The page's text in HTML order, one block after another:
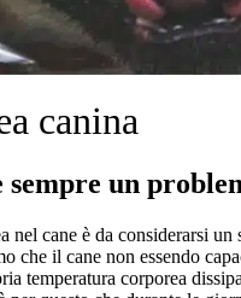
canina
sempre un
nel cane è da considerarsi un
che il cane non essendo
temperatura corporea